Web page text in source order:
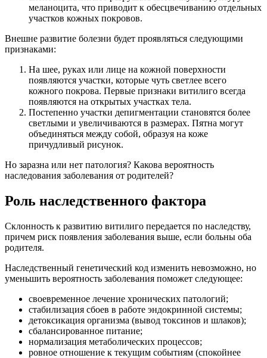
меланоцита, что приводит к обесцвечиванию отдельных
участков кожных покровов.
Внешне развитие болезни будет проявляться следующими
признаками:
На шее, руках или лице на кожной поверхности
появляются участки, которые чуть светлее всего
кожного покрова. Первые признаки витилиго всегда
появляются на открытых участках тела.
Постепенно участки депигментации становятся более
светлыми и увеличиваются в размерах. Пятна могут
объединяться между собой, образуя на коже
причудливый рисунок.
Но заразна или нет патология? Какова вероятность
наследования заболевания от родителей?
Роль наследственного фактора
Склонность к развитию витилиго передается по наследству,
причем риск появления заболевания выше, если больны оба
родителя.
Наследственный генетический код изменить невозможно, но
уменьшить вероятность заболевания поможет следующее:
своевременное лечение хронических патологий;
стабилизация сбоев в работе эндокринной системы;
детоксикация организма (вывод токсинов и шлаков);
сбалансированное питание;
нормализация метаболических процессов;
ровное отношение к текущим событиям (спокойнее